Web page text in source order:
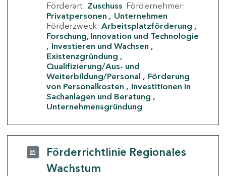
Förderart: Zuschuss Fördernehmer:
Privatpersonen
Unternehmen
Förderzweck: Arbeitsplatzförderung
Forschung, Innovation und Technologie
Investieren und Wachsen
Existenzgründung
Qualifizierung/Aus- und
Weiterbildung/Personal
Förderung
von Personalkosten
Investitionen in
Sachanlagen und Beratung
Unternehmensgründung
Förderrichtlinie Regionales
Wachstum